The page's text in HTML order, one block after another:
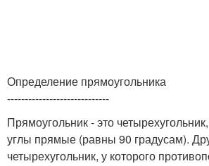
Определение прямоугольника
-----------------------------
Прямоугольник - это
углы прямые (равны 90 градусам).
четырехугольник, у которого